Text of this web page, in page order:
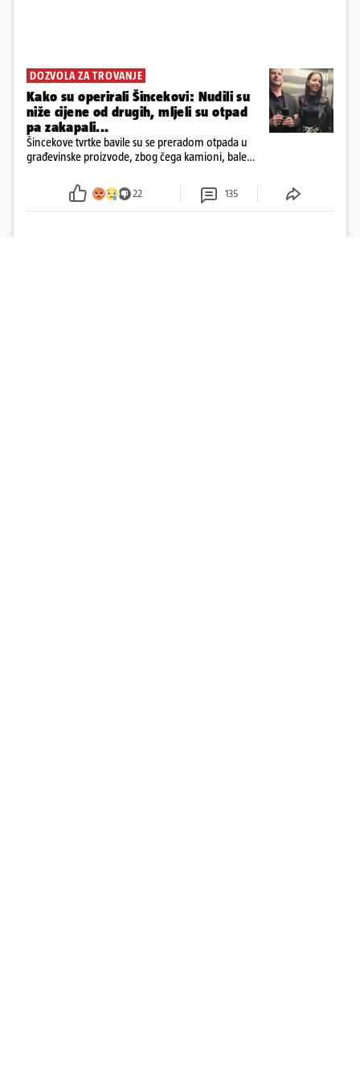
DOZVOLA ZA TROVANJE
Kako su operirali Šincekovi: Nudili su
niže cijene od drugih, mljeli su otpad
pa zakapali...
Šincekove tvrtke bavile su se preradom otpada u
građevinske proizvode, zbog čega kamioni, bale
22 135